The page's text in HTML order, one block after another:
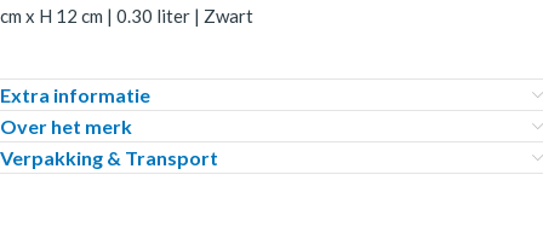
cm x H 12 cm | 0.30 liter | Zwart
Extra informatie
Over het merk
Verpakking & Transport